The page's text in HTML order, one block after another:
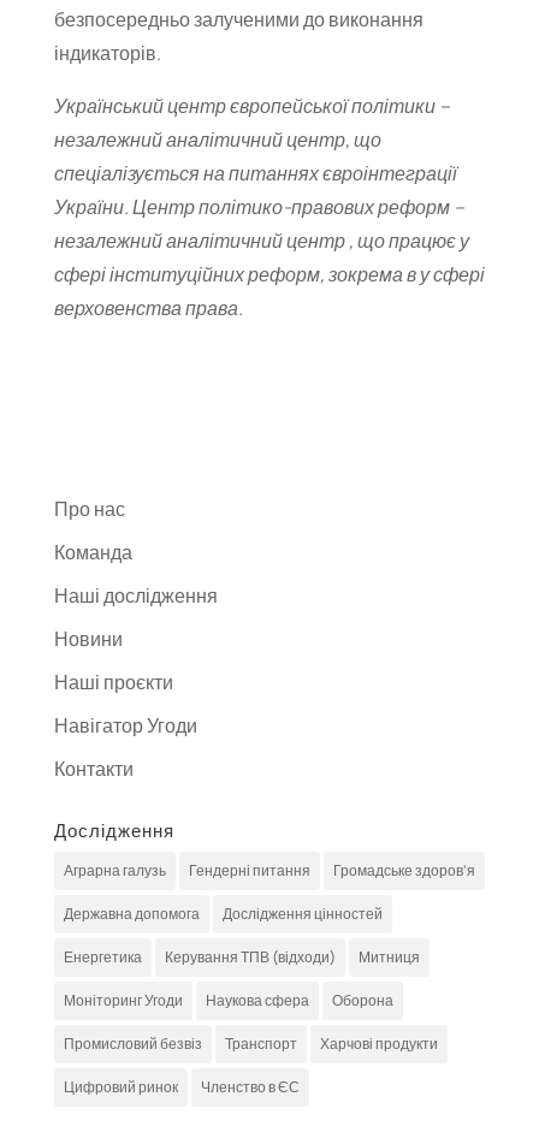
безпосередньо залученими до виконання
індикаторів.
Український центр європейської політики –
незалежний аналітичний центр, що
спеціалізується на питаннях євроінтеграції
України. Центр політико-правових реформ –
незалежний аналітичний центр , що працює у
сфері інституційних реформ, зокрема в у сфері
верховенства права.
Про нас
Команда
Наші дослідження
Новини
Наші проєкти
Навігатор Угоди
Контакти
Дослідження
Аграрна галузь Гендерні питання Громадське здоров'я
Державна допомога Дослідження цінностей
Енергетика Керування ТПВ (відходи) Митниця
Моніторинг Угоди Наукова сфера Оборона
Промисловий безвіз Транспорт Харчові продукти
Цифровий ринок Членство в ЄС